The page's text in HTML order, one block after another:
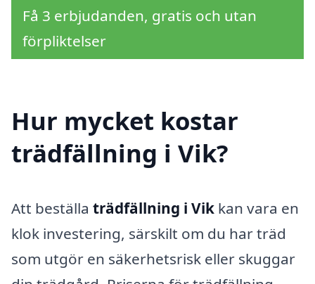
Få 3 erbjudanden, gratis och utan
förpliktelser
Hur mycket kostar
trädfällning i Vik?
Att beställa trädfällning i Vik kan vara en
klok investering, särskilt om du har träd
som utgör en säkerhetsrisk eller skuggar